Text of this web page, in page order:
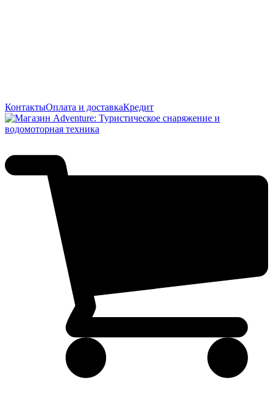
КонтактыОплата и доставкаКредит